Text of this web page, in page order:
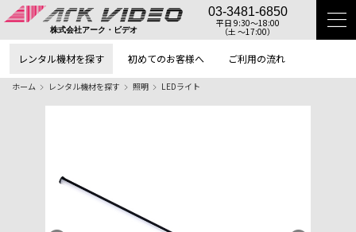
株式会社アーク・ビデオ
03-3481-6850
平日 9:30〜18:00
（土 〜17:00）
レンタル機材を探す 初めてのお客様へ ご利用の流れ
ホーム レンタル機材を探す 照明 LEDライト